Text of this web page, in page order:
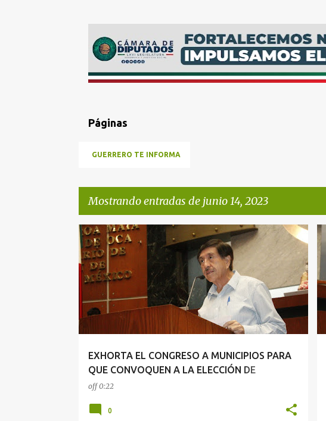
Páginas
GUERRERO TE INFORMA
Mostrando entradas de junio 14, 2023
E
n
t
r
a
d
EXHORTA EL CONGRESO A MUNICIPIOS PARA
QUE CONVOQUEN A LA ELECCIÓN DE
COMISARÍAS
off0:22
CONGRESO
0